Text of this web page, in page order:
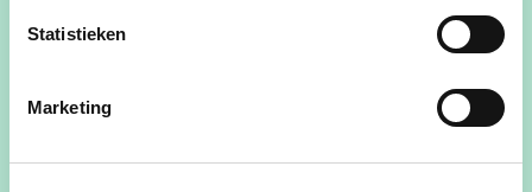
Statistieken
Marketingwendy.serryvyncke@gmail.com